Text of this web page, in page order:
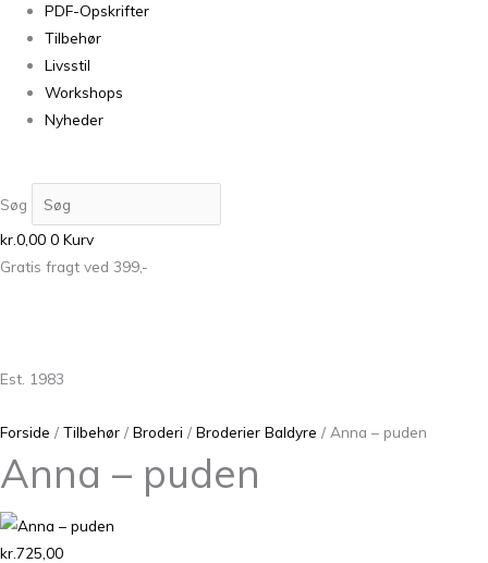
PDF-Opskrifter
Tilbehør
Livsstil
Workshops
Nyheder
Søg
kr.0,00 0 Kurv
Gratis fragt ved 399,-
Est. 1983
Forside / Tilbehør / Broderi / Broderier Baldyre / Anna – puden
Anna – puden
kr.725,00